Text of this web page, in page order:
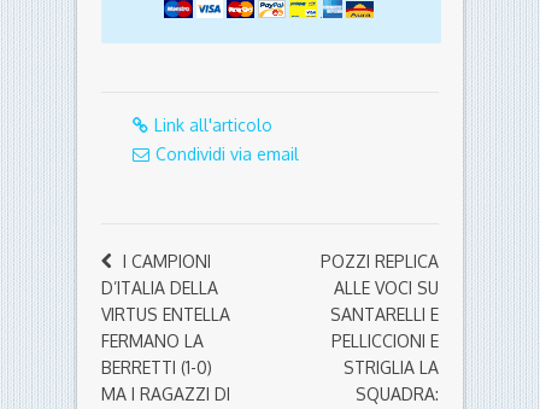
Link all'articolo
Condividi via email
I CAMPIONI
D’ITALIA DELLA
VIRTUS ENTELLA
FERMANO LA
BERRETTI (1-0)
MA I RAGAZZI DI
POZZI REPLICA
ALLE VOCI SU
SANTARELLI E
PELLICCIONI E
STRIGLIA LA
SQUADRA: